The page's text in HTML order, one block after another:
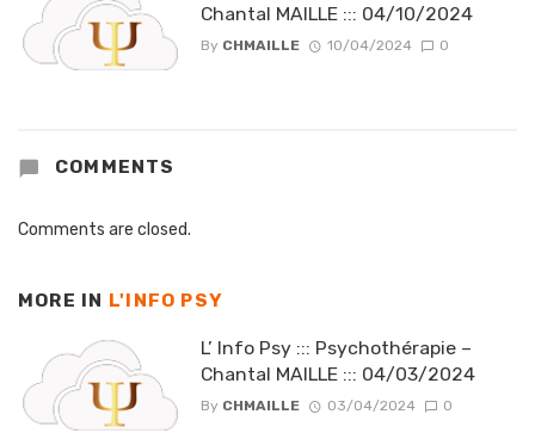
Chantal MAILLE ::: 04/10/2024
By CHMAILLE 10/04/2024 0
COMMENTS
Comments are closed.
MORE IN L'INFO PSY
L’ Info Psy ::: Psychothérapie –
Chantal MAILLE ::: 04/03/2024
By CHMAILLE 03/04/2024 0